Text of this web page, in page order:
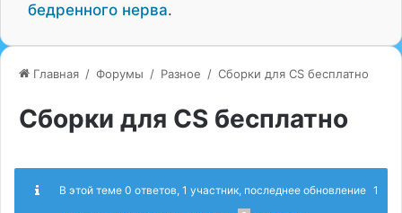
бедренного нерва.
Главная / Форумы / Разное / Сборки для CS бесплатно
Сборки для CS бесплатно
В этой теме 0 ответов, 1 участник, последнее обновление 1